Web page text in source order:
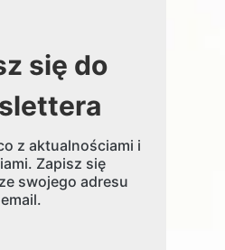
się do
z aktualnościami i
Zapisz się
swojego adresu
email.